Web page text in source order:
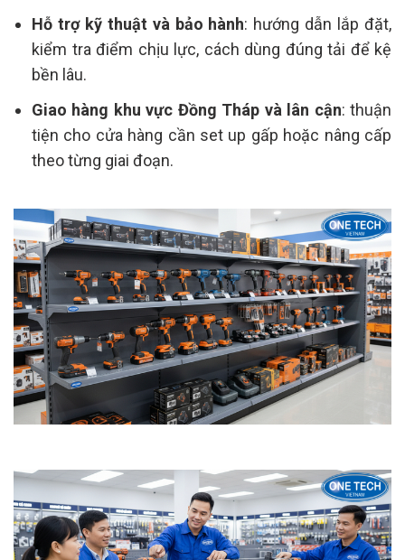
Hỗ trợ kỹ thuật và bảo hành: hướng dẫn lắp đặt,
kiểm tra điểm chịu lực, cách dùng đúng tải để kệ
bền lâu.
Giao hàng khu vực Đồng Tháp và lân cận: thuận
tiện cho cửa hàng cần set up gấp hoặc nâng cấp
theo từng giai đoạn.